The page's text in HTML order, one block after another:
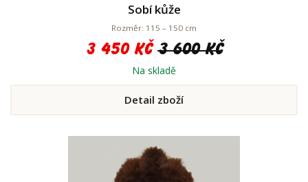
Sobí kůže
Rozměr: 115 – 150 cm
3 450 Kč 3 600 Kč
Na skladě
Detail zboží